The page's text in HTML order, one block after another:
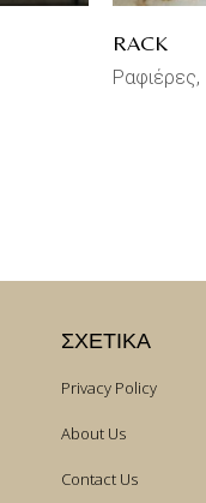
RACK
Ραφιέρες
ΣΧΕΤΙΚΑ
Privacy Policy
About Us
Contact Us